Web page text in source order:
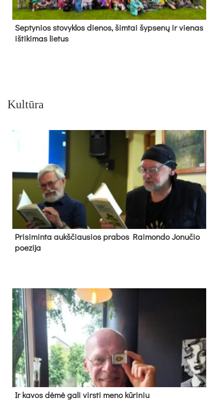
Sep­ty­nios sto­vyk­los die­nos, šim­tai šyp­se­nų ir vie­nas
iš­ti­ki­mas lie­tus
Kultūra
Pri­si­min­ta aukš­čiau­sios pra­bos Rai­mon­do Jo­nu­čio
poe­zi­ja
Ir ka­vos dė­mė ga­li virs­ti me­no kū­ri­niu